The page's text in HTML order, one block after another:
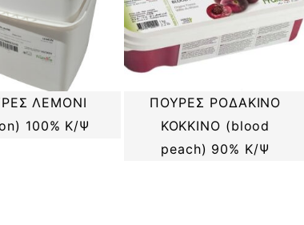
ΛΕΜΟΝΙ
100% Κ/Ψ
ΠΟΥΡΕΣ ΡΟΔΑΚΙΝΟ
ΚΟΚΚΙΝΟ (blood
peach) 90% Κ/Ψ